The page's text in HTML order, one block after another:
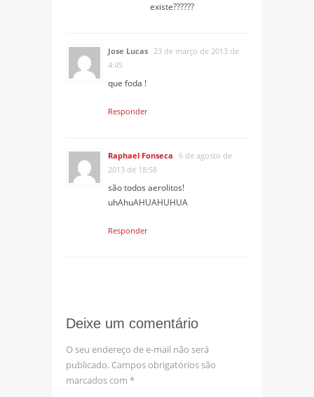
existe??????
Jose Lucas 23 de março de 2013 de
4:45
que foda !
Responder
Raphael Fonseca 6 de agosto de
2013 de 18:58
são todos aerolitos!
uhAhuAHUAHUHUA
Responder
Deixe um comentário
O seu endereço de e-mail não será
publicado. Campos obrigatórios são
marcados com *